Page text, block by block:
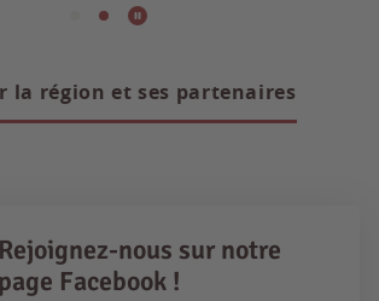
la région et ses partenaires
Rejoignez-nous sur notre
page Facebook !